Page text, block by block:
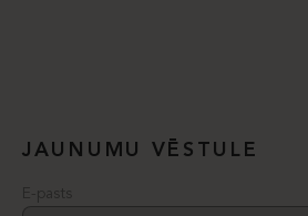
JAUNUMU VĒSTULE
E-pasts